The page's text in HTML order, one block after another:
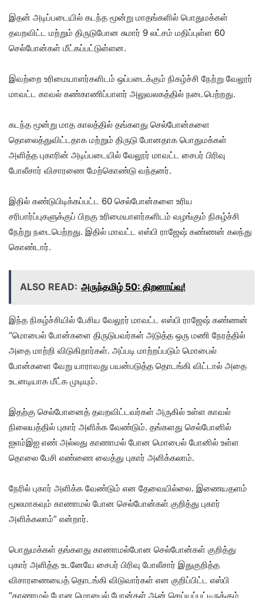
இதன் அடிப்படையில் கடந்த மூன்று மாதங்களில் பொதுமக்கள்
தவறவிட்ட மற்றும் திருடுபோன சுமார் 9 லட்சம் மதிப்புள்ள 60
செல்போன்கள் மீட்கப்பட்டுள்ளன.
இவற்றை உரிமையாளர்களிடம் ஒப்படைக்கும் நிகழ்ச்சி நேற்று வேலூர்
மாவட்ட காவல் கண்காணிப்பாளர் அலுவலகத்தில் நடைபெற்றது.
கடந்த மூன்று மாத காலத்தில் தங்களது செல்போன்களை
தொலைத்துவிட்டதாக மற்றும் திருடு போனதாக பொதுமக்கள்
அளித்த புகாரின் அடிப்படையில் வேலூர் மாவட்ட சைபர் பிரிவு
போலீசார் விசாரணை மேற்கொண்டு வந்தனர்.
இதில் கண்டுபிடிக்கப்பட்ட 60 செல்போன்களை உரிய
சரிபார்ப்புகளுக்குப் பிறகு உரிமையாளர்களிடம் வழங்கும் நிகழ்ச்சி
நேற்று நடைபெற்றது. இதில் மாவட்ட எஸ்பி ராஜேஷ் கண்ணன் கலந்து
கொண்டார்.
ALSO READ: அருந்தமிழ் 50: திறனாய்வு!
இந்த நிகழ்ச்சியில் பேசிய வேலூர் மாவட்ட எஸ்பி ராஜேஷ் கண்ணன்
“மொபைல் போன்களை திருடுபவர்கள் அடுத்த ஒரு மணி நேரத்தில்
அதை மாற்றி விடுகிறார்கள். அப்படி மாற்றப்படும் மொபைல்
போன்களை வேறு யாராவது பயன்படுத்த தொடங்கி விட்டால் அதை
உடனடியாக மீட்க முடியும்.
இதற்கு செல்போனைத் தவறவிட்டவர்கள் அருகில் உள்ள காவல்
நிலையத்தில் புகார் அளிக்க வேண்டும். தங்களது செல்போனில்
ஐஎம்இஐ எண் அல்லது காணாமல் போன மொபைல் போனில் உள்ள
தொலை பேசி எண்ணை வைத்து புகார் அளிக்கலாம்.
நேரில் புகார் அளிக்க வேண்டும் என தேவையில்லை. இணையதளம்
மூலமாகவும் காணாமல் போன செல்போன்கள் குறித்து புகார்
அளிக்கலாம்” என்றார்.
பொதுமக்கள் தங்களது காணாமல்போன செல்போன்கள் குறித்து
புகார் அளித்த உடனேயே சைபர் பிரிவு போலீசார் இதுகுறித்த
விசாரணையைத் தொடங்கி விடுவார்கள் என குறிப்பிட்ட எஸ்பி
“காணாமல் போன மொபைல் போன்கள் ஆன் செய்யப்பட்டிருக்கும்